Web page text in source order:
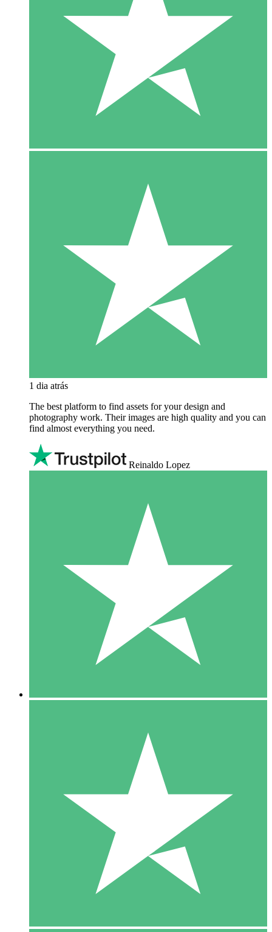
1 dia atrás
The best platform to find assets for your design and
photography work. Their images are high quality and you can
find almost everything you need.
Reinaldo Lopez